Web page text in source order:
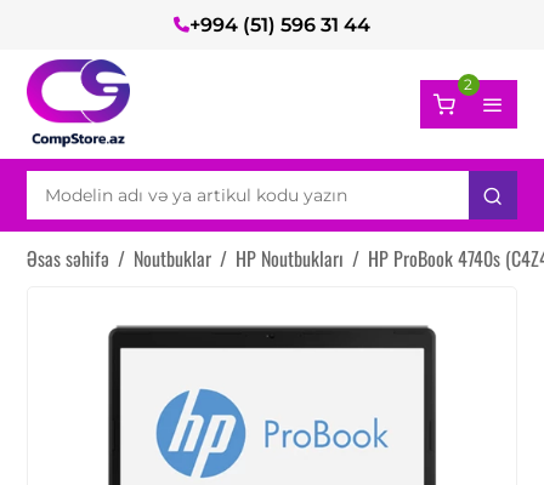
+994 (51) 596 31 44
2
Əsas səhifə / Noutbuklar / HP Noutbukları / HP ProBook 4740s